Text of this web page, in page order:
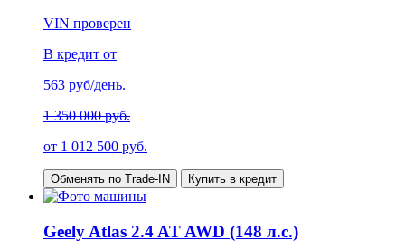
VIN проверен
В кредит от
563 руб/день.
1 350 000 руб.
от 1 012 500 руб.
Обменять по Trade-IN Купить в кредит
Geely Atlas 2.4 AT AWD (148 л.с.)